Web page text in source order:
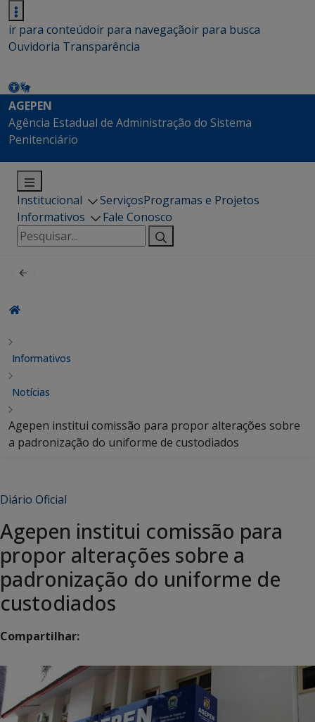
ir para conteúdoir para navegaçãoir para busca
Ouvidoria Transparência
AGEPEN
Agência Estadual de Administração do Sistema
Penitenciário
Institucional ServiçosProgramas e Projetos
Informativos
Fale Conosco
Pesquisar
por:
Informativos
Notícias
Agepen institui comissão para propor alterações sobre
a padronização do uniforme de custodiados
Diário Oficial
Agepen institui comissão para
propor alterações sobre a
padronização do uniforme de
custodiados
Compartilhar: